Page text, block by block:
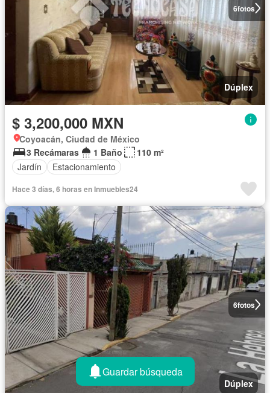
6fotos
Dúplex
$ 3,200,000 MXN
Coyoacán, Ciudad de México
3 Recámaras
1 Baño
110 m²
Jardín
Estacionamiento
Hace 3 días, 6 horas en Inmuebles24
6fotos
Dúplex
Guardar búsqueda